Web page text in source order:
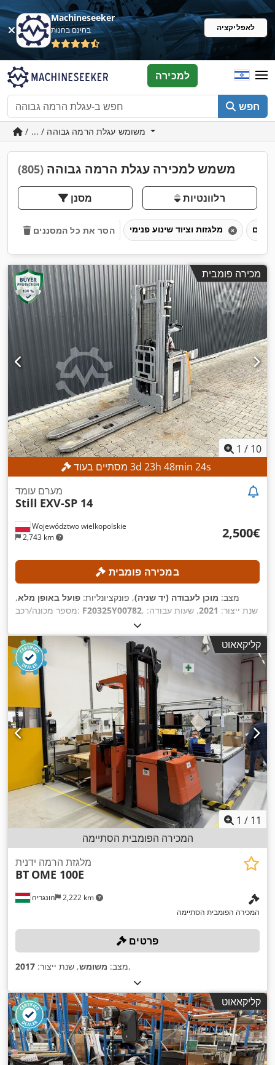
Machineseeker
בחינם בחנות לאפליקציה
חפש
למכירה
משמש למכירה עגלת הרמה גבוהה (805)
מסנן רלוונטיות
הסר את כל המסננים
מכירה פומבית
1 / 10
3d 23h 48min 22s
Województwo wielkopolskie
2,743 km
מערם עומד
Still EXV-SP 14
‏2,500 ‏€
במכירה פומבית
מצב: מוכן לעבודה (יד שניה), פונקציונליות: פועל באופן מלא,
מספר מכונה/רכב: F20325Y00782 , שנת ייצור: 2021, שעות עבודה:
, גובה הרמה:
הרמה חופשית:1,545 מ"מ , סוג דלק:חשמלי, סוג תורן:טריפלקס ,
קליקאאוט
1 / 11
המכירה הפומבית הסתיימה
הונגריה 2,222 km
מלגזת הרמה ידנית
BT OME 100E
המכירה הפומבית הסתיימה
פרטים
מצב: משומש, שנת ייצור: 2017 ,
קליקאאוט